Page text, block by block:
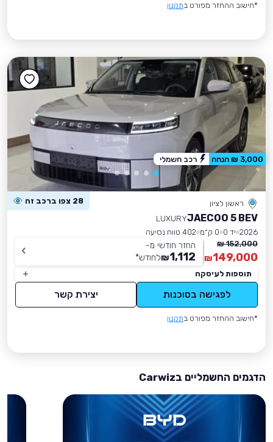
*חישוב ההחזר מפורט בתקנון
ראשון לציון 28 צפו ברכב זה
JAECOO 5 BEV
LUXURY
2026 יד 0 0 ק״מ
402 טווח נסיעה
152,000 ₪
149,000
₪
החזר חודשי מ-
1,112
₪לחודש*
תוספות לעיסקה
לפגישה בסוכנות יצירת קשר
*חישוב ההחזר מפורט בתקנון
3,000 ₪ הנחה רכב חשמלי
הדגמים החשמליים בCarwiz